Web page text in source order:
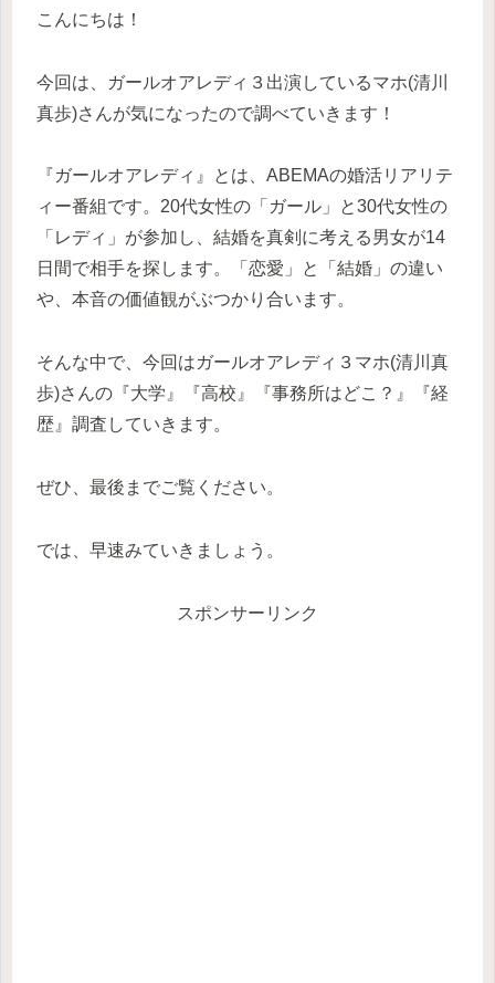
こんにちは！
今回は、ガールオアレディ３出演しているマホ(清川
真歩)さんが気になったので調べていきます！
『ガールオアレディ』とは、ABEMAの婚活リアリテ
ィー番組です。20代女性の「ガール」と30代女性の
「レディ」が参加し、結婚を真剣に考える男女が14
日間で相手を探します。「恋愛」と「結婚」の違い
や、本音の価値観がぶつかり合います。
そんな中で、今回はガールオアレディ３マホ(清川真
歩)さんの『大学』『高校』『事務所はどこ？』『経
歴』調査していきます。
ぜひ、最後までご覧ください。
では、早速みていきましょう。
スポンサーリンク